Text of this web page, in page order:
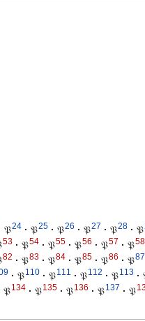
𝔓24 · 𝔓25 · 𝔓26 · 𝔓27 · 𝔓28 · 𝔓
53 · 𝔓54 · 𝔓55 · 𝔓56 · 𝔓57 · 𝔓58
82 · 𝔓83 · 𝔓84 · 𝔓85 · 𝔓86 · 𝔓87
· 𝔓110 · 𝔓111 · 𝔓112 · 𝔓113 ·
𝔓134 · 𝔓135 · 𝔓136 · 𝔓137 · 𝔓